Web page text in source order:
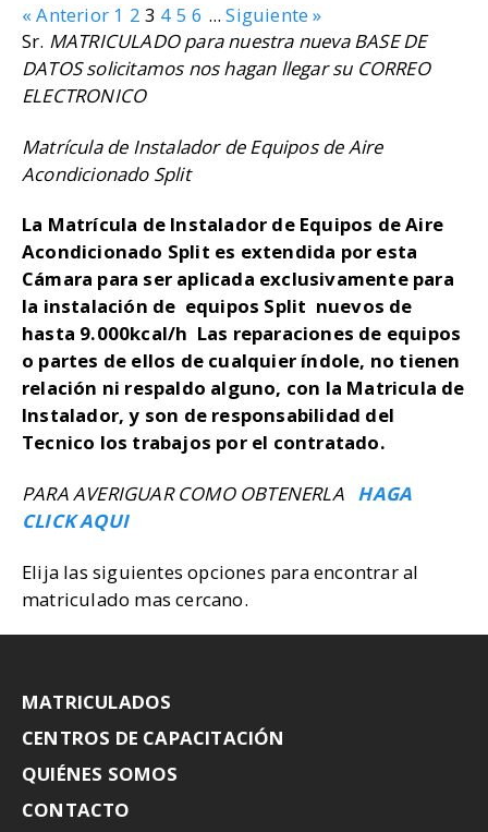
« Anterior 1 2 3 4 5 6 ... Siguiente »
Sr. MATRICULADO para nuestra nueva BASE DE
DATOS solicitamos nos hagan llegar su CORREO
ELECTRONICO
Matrícula de Instalador de Equipos de Aire
Acondicionado Split
La Matrícula de Instalador de Equipos de Aire
Acondicionado Split es extendida por esta
Cámara para ser aplicada exclusivamente para
la instalación de equipos Split nuevos de
hasta 9.000kcal/h Las reparaciones de equipos
o partes de ellos de cualquier índole, no tienen
relación ni respaldo alguno, con la Matricula de
Instalador, y son de responsabilidad del
Tecnico los trabajos por el contratado.
PARA AVERIGUAR COMO OBTENERLA HAGA
CLICK AQUI
Elija las siguientes opciones para encontrar al
matriculado mas cercano.
MATRICULADOS
CENTROS DE CAPACITACIÓN
QUIÉNES SOMOS
CONTACTO